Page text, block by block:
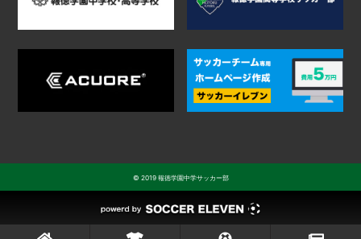
© 2019 報徳学園中学サッカー部